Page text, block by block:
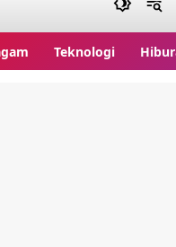
Teknologi